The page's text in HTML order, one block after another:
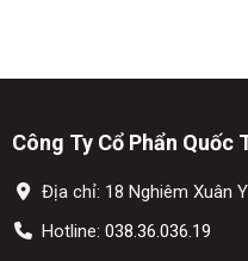
Công Ty Cổ Phẩn Quốc
Địa chỉ: 18 Nghiêm Xuân
Hotline: 038.36.036.19